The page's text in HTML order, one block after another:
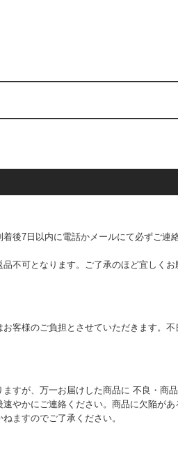
後7日以内に電話かメールにて必ずご連
不可となります。ご了承のほど宜しくお
客様のご負担とさせていただきます。不
すが、万一お届けした商品に 不良・商
やかにご連絡ください。商品に欠陥があ
ますのでご了承ください。